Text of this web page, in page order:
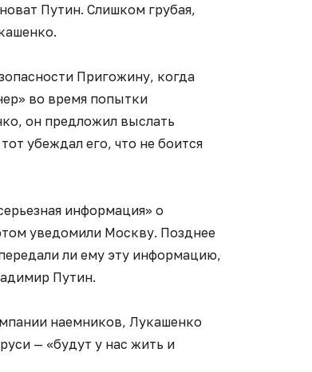
Путин. Слишком грубая,
Пригожину, когда
во время попытки
он предложил выслать
убеждал его, что не боится
информация» о
уведомили Москву. Позднее
ли ему эту информацию,
Путин.
наемников, Лукашенко
— «будут у нас жить и